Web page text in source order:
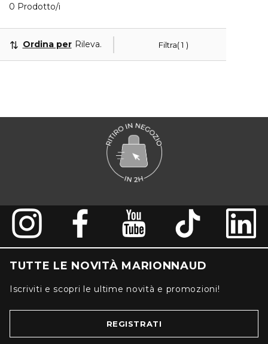
0 Prodotto/i
Filtra 1
Ordina per Rilevanza
TUTTE LE NOVITÀ MARIONNAUD
Iscriviti e scopri le ultime novità e promozioni!
REGISTRATI